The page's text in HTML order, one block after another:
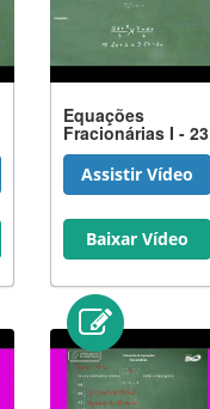
Equações
Fracionárias I - 23
Assistir Vídeo
Baixar Vídeo